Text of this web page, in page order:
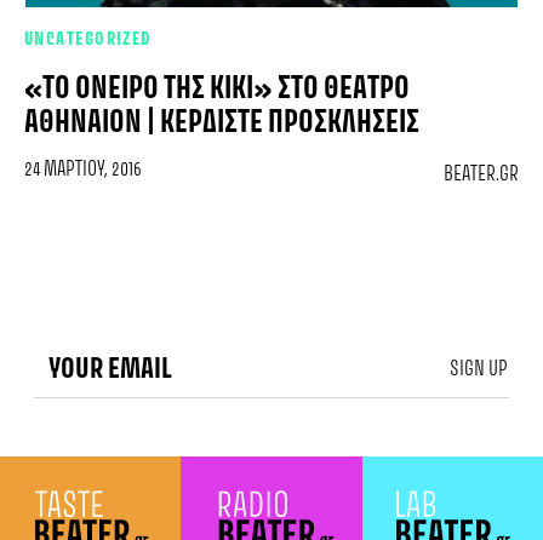
UNCATEGORIZED
«ΤΟ ΌΝΕΙΡΟ ΤΗΣ ΚΊΚΙ» ΣΤΟ ΘΈΑΤΡΟ
ΑΘΉΝΑΙΟΝ | ΚΕΡΔΊΣΤΕ ΠΡΟΣΚΛΉΣΕΙΣ
24 ΜΑΡΤΊΟΥ, 2016 BEATER.GR
SIGN UP